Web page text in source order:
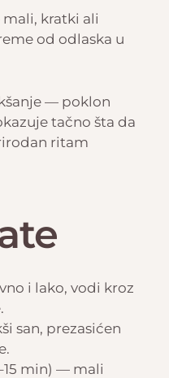
kratki ali
od odlaska u
— poklon
tačno šta da
ritam
i lako, vodi kroz
san, prezasićen
min) — mali